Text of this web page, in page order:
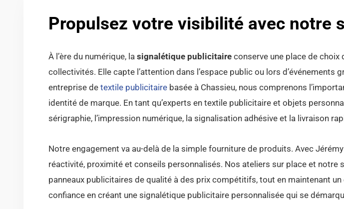
Propulsez votre visibilité avec notre
À l’ère du numérique, la signalétique publicitaire conserve une place de
collectivités. Elle capte l’attention dans l’espace public ou lors
entreprise de textile publicitaire basée à Chassieu, nous comprenons
identité de marque. En tant qu’experts en textile publicitaire et objets
sérigraphie, l’impression numérique, la signalisation adhésive et la livraison
Notre engagement va au-delà de la simple fourniture de produits. Avec
réactivité, proximité et conseils personnalisés. Nos ateliers sur place et
panneaux publicitaires de qualité à des prix compétitifs, tout en maintenant
confiance en créant une signalétique publicitaire personnalisée qui se